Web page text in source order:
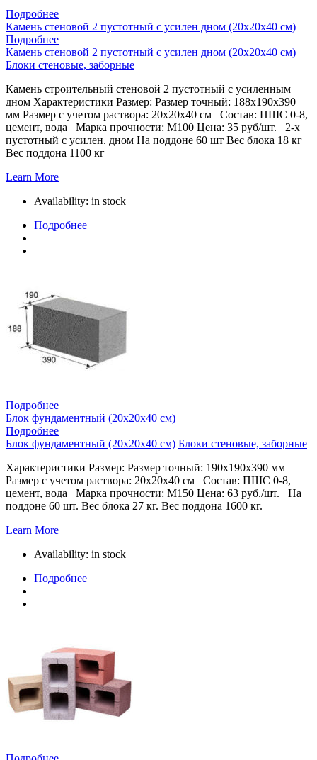
Подробнее
Камень стеновой 2 пустотный с усилен дном (20х20х40 см)
Подробнее
Камень стеновой 2 пустотный с усилен дном (20х20х40 см)
Блоки стеновые, заборные
Камень строительный стеновой 2 пустотный с усиленным
дном Характеристики Размер: Размер точный: 188х190х390
мм Размер с учетом раствора: 20х20х40 см Состав: ПШС 0-8,
цемент, вода Марка прочности: М100 Цена: 35 руб/шт. 2-х
пустотный с усилен. дном На поддоне 60 шт Вес блока 18 кг
Вес поддона 1100 кг
Learn More
Availability: in stock
Подробнее
Подробнее
Блок фундаментный (20х20х40 см)
Подробнее
Блок фундаментный (20х20х40 см) Блоки стеновые, заборные
Характеристики Размер: Размер точный: 190х190х390 мм
Размер с учетом раствора: 20х20х40 см Состав: ПШС 0-8,
цемент, вода Марка прочности: М150 Цена: 63 руб./шт. На
поддоне 60 шт. Вес блока 27 кг. Вес поддона 1600 кг.
Learn More
Availability: in stock
Подробнее